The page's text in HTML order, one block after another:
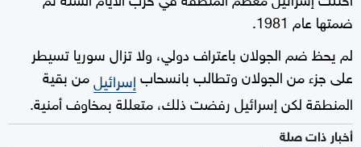
ضمتها عام 1981.
لم يحظ ضم الجولان باعتراف دولي، ولا تزال سوريا تسيطر
على جزء من الجولان وتطالب بانسحابإسرائيلمن بقية
المنطقة لكن إسرائيل رفضت ذلك، متعللة بمخاوف أمنية.
أخبار ذات صلة